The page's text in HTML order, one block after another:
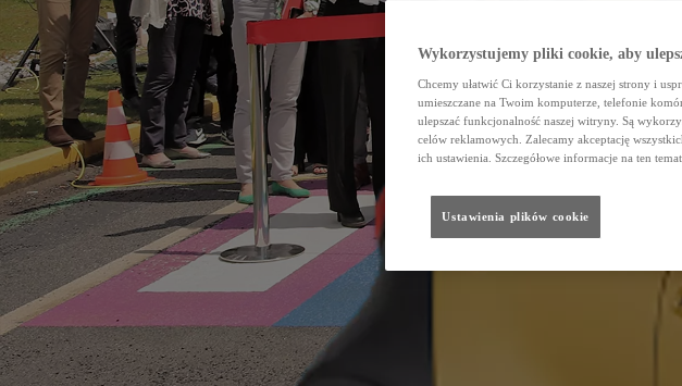
Wykorzystujemy pliki cookie, aby
Chcemy ułatwić Ci korzystanie z naszej strony i
umieszczane na Twoim komputerze, telefonie
ulepszać funkcjonalność naszej witryny. Są
celów reklamowych. Zalecamy akceptację
ich ustawienia. Szczegółowe informacje na ten
Ustawienia plików cookie